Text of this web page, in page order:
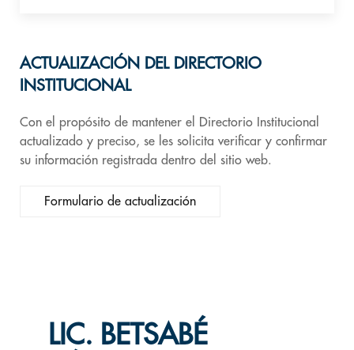
ACTUALIZACIÓN DEL DIRECTORIO
INSTITUCIONAL
Con el propósito de mantener el Directorio Institucional
actualizado y preciso, se les solicita verificar y confirmar
su información registrada dentro del sitio web.
Formulario de actualización
LIC. BETSABÉ